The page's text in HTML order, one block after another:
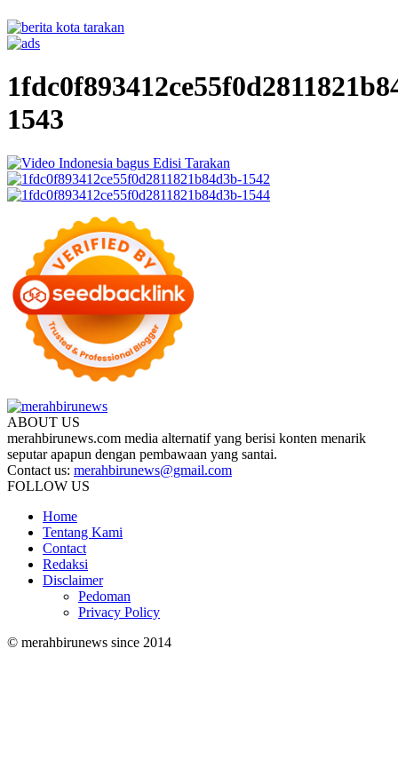
1543
ABOUT US
merahbirunews.com media alternatif yang berisi konten menarik
seputar apapun dengan pembawaan yang santai.
Contact us: merahbirunews@gmail.com
FOLLOW US
Home
Tentang Kami
Contact
Redaksi
Disclaimer
Pedoman
Privacy Policy
© merahbirunews since 2014